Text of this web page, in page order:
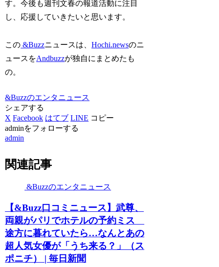
す。今後も週刊文春の報道活動に注目
し、応援していきたいと思います。
この &Buzzニュースは、Hochi.newsのニ
ュースをAndbuzzが独自にまとめたも
の。
&Buzzのエンタニュース
シェアする
X Facebook はてブ LINE コピー
adminをフォローする
admin
関連記事
&Buzzのエンタニュース
【&Buzz口コミニュース】武尊、
両親がパリでホテルの予約ミス
途方に暮れていたら…なんとあの
超人気女優が「うち来る？」（ス
ポニチ） | 毎日新聞